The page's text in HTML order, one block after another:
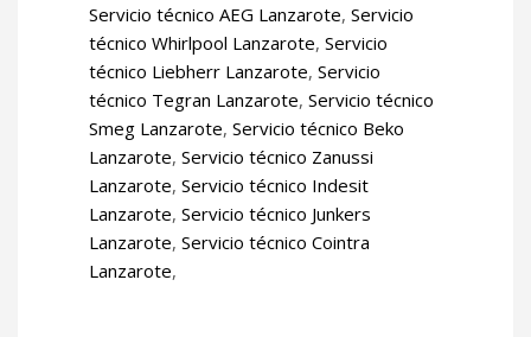
Servicio técnico AEG Lanzarote, Servicio
técnico Whirlpool Lanzarote, Servicio
técnico Liebherr Lanzarote, Servicio
técnico Tegran Lanzarote, Servicio técnico
Smeg Lanzarote, Servicio técnico Beko
Lanzarote, Servicio técnico Zanussi
Lanzarote, Servicio técnico Indesit
Lanzarote, Servicio técnico Junkers
Lanzarote, Servicio técnico Cointra
Lanzarote,